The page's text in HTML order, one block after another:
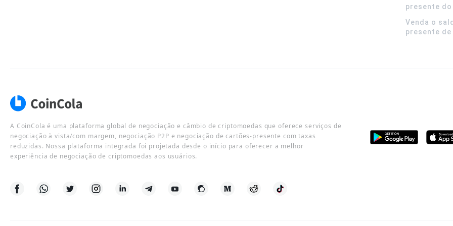
presente do
Venda o
presente de
A CoinCola é uma plataforma global de negociação e câmbio de criptomoedas que oferece serviços de
negociação à vista/com margem, negociação P2P e negociação de cartões-presente com taxas
reduzidas. Nossa plataforma integrada foi projetada desde o início para oferecer a melhor
experiência de negociação de criptomoedas aos usuários.